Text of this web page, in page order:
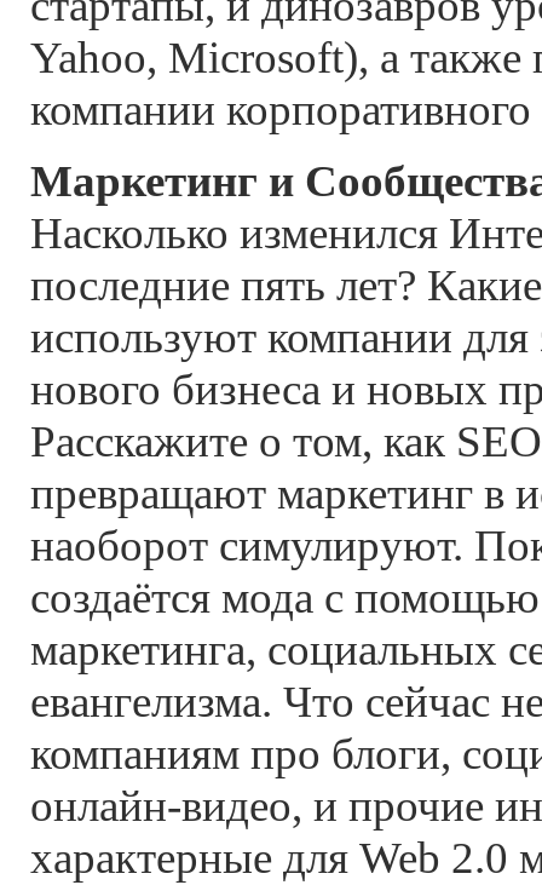
Yahoo, Microsoft), а также
компании
Маркетинг и
Насколько изменился
последние пять лет?
используют компании для
нового бизнеса и новых
Расскажите о том, как
превращают маркетинг в
наоборот симулируют.
создаётся мода с
маркетинга, социальных
евангелизма. Что сейчас
компаниям про блоги,
онлайн-видео, и прочие
характерные для Web 2.0